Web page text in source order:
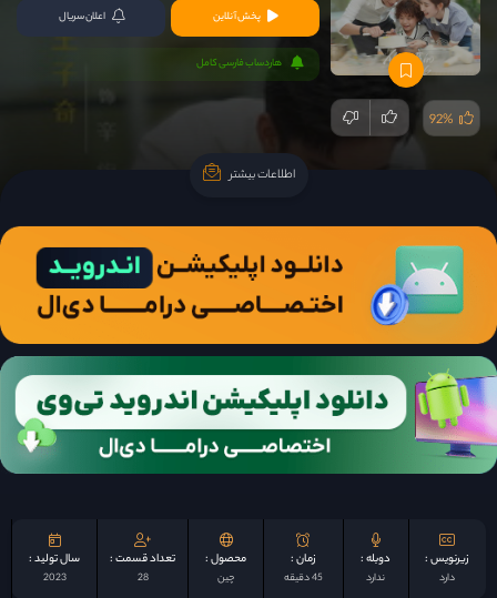
92%
پخش آنلاین اعلان سریال
هاردساب فارسی کامل
اطلاعات بیشتر
زیرنویس :
دارد
دوبله :
ندارد
زمان :
45 دقیقه
محصول :
چين
تعداد قسمت :
28
سال تولید :
2023